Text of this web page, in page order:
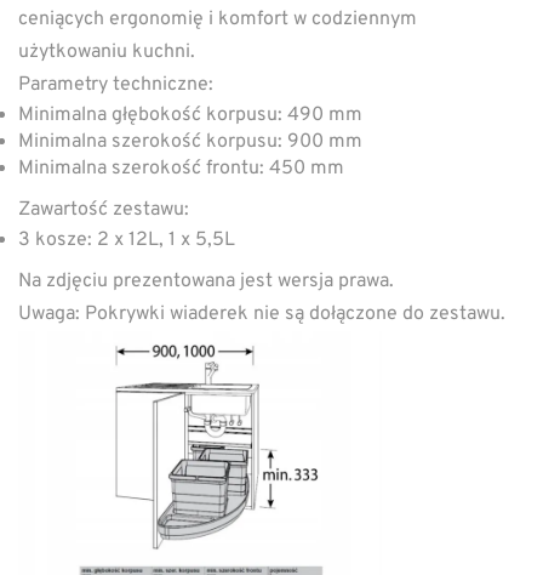
ceniących ergonomię i komfort w codziennym
użytkowaniu kuchni.
Parametry techniczne:
Minimalna głębokość korpusu: 490 mm
Minimalna szerokość korpusu: 900 mm
Minimalna szerokość frontu: 450 mm
Zawartość zestawu:
3 kosze: 2 x 12L, 1 x 5,5L
Na zdjęciu prezentowana jest wersja prawa.
Uwaga: Pokrywki wiaderek nie są dołączone do zestawu.